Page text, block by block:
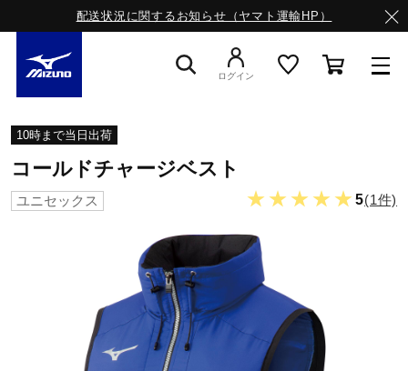
配送状況に関するお知らせ（ヤマト運輸HP）
スニーカー
ライフスタイルウエア
ランニング
サッカー／フットサル
ログイン
10時まで当日出荷
コールドチャージベスト
ユニセックス ★★★★★5(1件)